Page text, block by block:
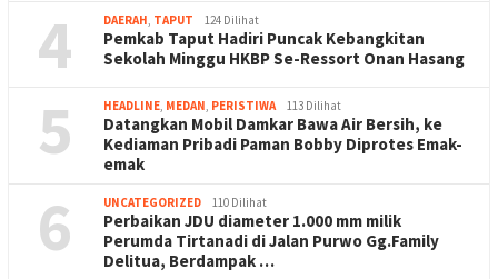
4 DAERAH, TAPUT 124 Dilihat
Pemkab Taput Hadiri Puncak Kebangkitan
Sekolah Minggu HKBP Se-Ressort Onan Hasang
5 HEADLINE, MEDAN, PERISTIWA 113 Dilihat
Datangkan Mobil Damkar Bawa Air Bersih, ke
Kediaman Pribadi Paman Bobby Diprotes Emak-
emak
6 UNCATEGORIZED 110 Dilihat
Perbaikan JDU diameter 1.000 mm milik
Perumda Tirtanadi di Jalan Purwo Gg.Family
Delitua, Berdampak …